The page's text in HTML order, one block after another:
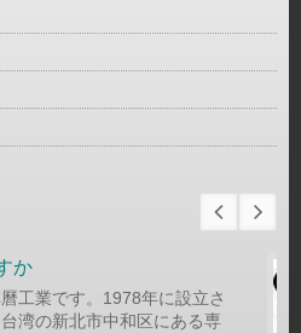
か
工業です。1978年に設立さ
湾の新北市中和区にある専